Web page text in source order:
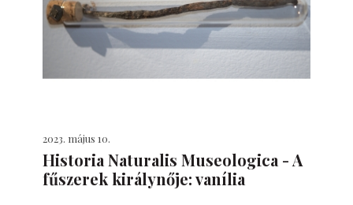
2023. május 10.
Historia Naturalis Museologica - A
fűszerek királynője: vanília